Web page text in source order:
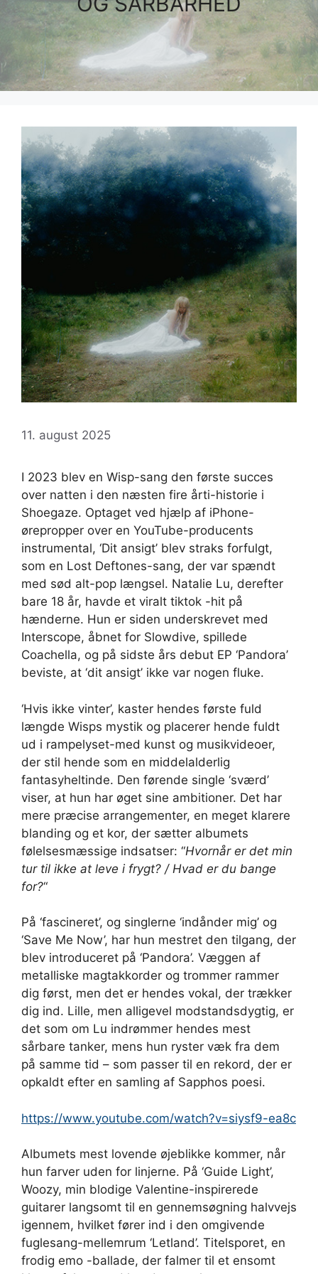
11. august 2025
I 2023 blev en Wisp-sang den første succes
over natten i den næsten fire årti-historie i
Shoegaze. Optaget ved hjælp af iPhone-
ørepropper over en YouTube-producents
instrumental, ‘Dit ansigt’ blev straks forfulgt,
som en Lost Deftones-sang, der var spændt
med sød alt-pop længsel. Natalie Lu, derefter
bare 18 år, havde et viralt tiktok -hit på
hænderne. Hun er siden underskrevet med
Interscope, åbnet for Slowdive, spillede
Coachella, og på sidste års debut EP ‘Pandora’
beviste, at ‘dit ansigt’ ikke var nogen fluke.
‘Hvis ikke vinter’, kaster hendes første fuld
længde Wisps mystik og placerer hende fuldt
ud i rampelyset-med kunst og musikvideoer,
der stil hende som en middelalderlig
fantasyheltinde. Den førende single ‘sværd’
viser, at hun har øget sine ambitioner. Det har
mere præcise arrangementer, en meget klarere
blanding og et kor, der sætter albumets
følelsesmæssige indsatser: “Hvornår er det min
tur til ikke at leve i frygt? / Hvad er du bange
for?“
På ‘fascineret’, og singlerne ‘indånder mig’ og
‘Save Me Now’, har hun mestret den tilgang, der
blev introduceret på ‘Pandora’. Væggen af
metalliske magtakkorder og trommer rammer
dig først, men det er hendes vokal, der trækker
dig ind. Lille, men alligevel modstandsdygtig, er
det som om Lu indrømmer hendes mest
sårbare tanker, mens hun ryster væk fra dem
på samme tid – som passer til en rekord, der er
opkaldt efter en samling af Sapphos poesi.
https://www.youtube.com/watch?v=siysf9-ea8c
Albumets mest lovende øjeblikke kommer, når
hun farver uden for linjerne. På ‘Guide Light’,
Woozy, min blodige Valentine-inspirerede
guitarer langsomt til en gennemsøgning halvvejs
igennem, hvilket fører ind i den omgivende
fuglesang-mellemrum ‘Letland’. Titelsporet, en
frodig emo -ballade, der falmer til et ensomt